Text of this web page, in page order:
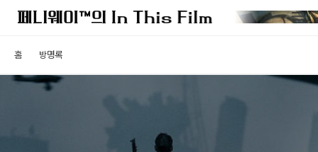
홈 방명록